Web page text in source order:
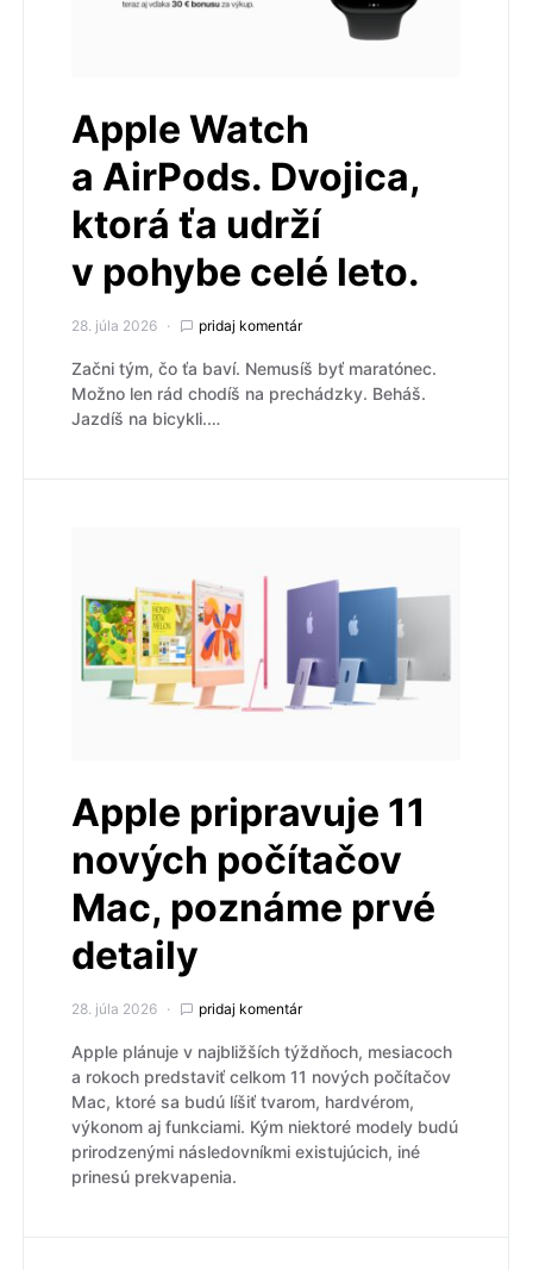
Apple Watch
a AirPods. Dvojica,
ktorá ťa udrží
v pohybe celé leto.
28. júla 2026 pridaj komentár
Začni tým, čo ťa baví. Nemusíš byť maratónec.
Možno len rád chodíš na prechádzky. Beháš.
Jazdíš na bicykli.…
Apple pripravuje 11
nových počítačov
Mac, poznáme prvé
detaily
28. júla 2026 pridaj komentár
Apple plánuje v najbližších týždňoch, mesiacoch
a rokoch predstaviť celkom 11 nových počítačov
Mac, ktoré sa budú líšiť tvarom, hardvérom,
výkonom aj funkciami. Kým niektoré modely budú
prirodzenými následovníkmi existujúcich, iné
prinesú prekvapenia.